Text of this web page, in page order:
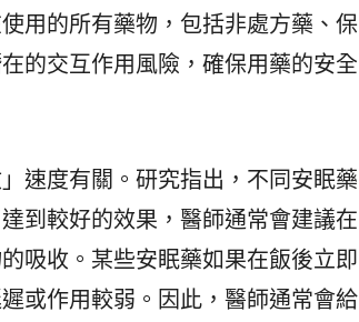
用的所有藥物，包括非處方藥、保
的交互作用風險，確保用藥的安全
速度有關。研究指出，不同安眠藥
到較好的效果，醫師通常會建議在
吸收。某些安眠藥如果在飯後立即
或作用較弱。因此，醫師通常會給